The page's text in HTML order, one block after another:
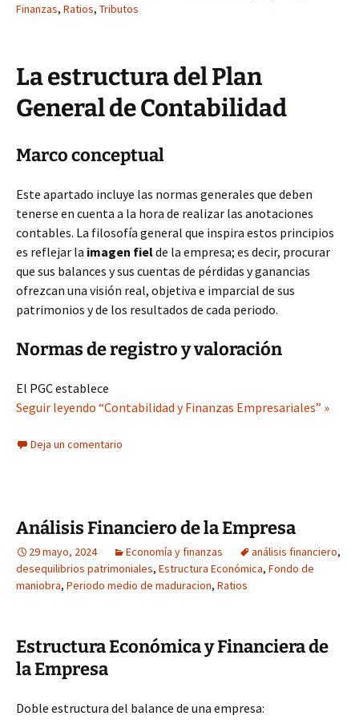
Finanzas, Ratios, Tributos
La estructura del Plan
General de Contabilidad
Marco conceptual
Este apartado incluye las normas generales que deben
tenerse en cuenta a la hora de realizar las anotaciones
contables. La filosofía general que inspira estos principios
es reflejar la imagen fielde la empresa; es decir, procurar
que sus balances y sus cuentas de pérdidas y ganancias
ofrezcan una visión real, objetiva e imparcial de sus
patrimonios y de los resultados de cada periodo.
Normas de registro y valoración
El PGC establece
Seguir leyendo “Contabilidad y Finanzas Empresariales” »
Deja un comentario
Análisis Financiero de la Empresa
29 mayo, 2024 Economía y finanzas análisis financiero,
desequilibrios patrimoniales, Estructura Económica, Fondo de
maniobra, Periodo medio de maduracion, Ratios
Estructura Económica y Financiera de
la Empresa
Doble estructura del balance de una empresa: